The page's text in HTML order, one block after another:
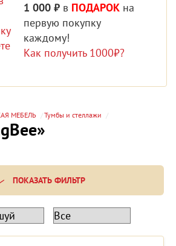
1 000 ₽ в ПОДАРОК на
первую покупку
каждому!
Как получить 1000₽?
МЕБЕЛЬ Тумбы и стеллажи
ПОКАЗАТЬ ФИЛЬТР